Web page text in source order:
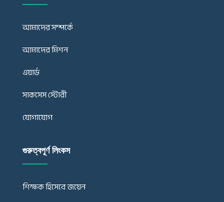
আমাদের সম্পর্কে
আমাদের মিশন
এয়ার্ড
সাকসেস স্টোরী
যোগাযোগ
গুরুত্বপূর্ণ লিংকস
শিক্ষক হিসেবে জয়েন